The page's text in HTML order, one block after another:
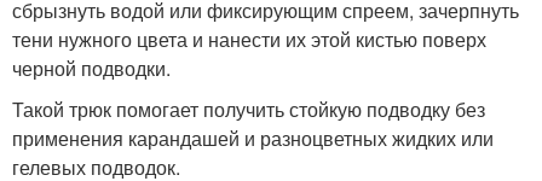
сбрызнуть водой или фиксирующим спреем, зачерпнуть
тени нужного цвета и нанести их этой кистью поверх
черной подводки.
Такой трюк помогает получить стойкую подводку без
применения карандашей и разноцветных жидких или
гелевых подводок.